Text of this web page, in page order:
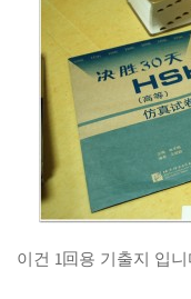
이건 1回용 기출지 입니